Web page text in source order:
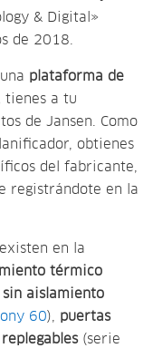
& Digital»
de 2018.
una plataforma de
tienes a tu
de Jansen. Como
obtienes
del fabricante,
registrándote en la
en la
térmico
sin aislamiento
60), puertas
replegables (serie